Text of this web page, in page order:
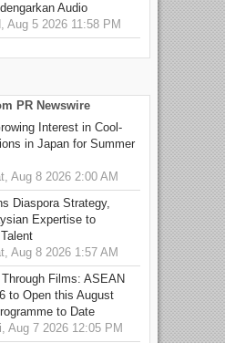
Audio
Aug 5 2026 11:58 PM
PR Newswire
Interest in Cool-
in Japan for Summer
Aug 8 2026 2:00 AM
Diaspora Strategy,
Expertise to
Aug 8 2026 1:57 AM
Films: ASEAN
to Open this August
to Date
Aug 7 2026 12:05 PM